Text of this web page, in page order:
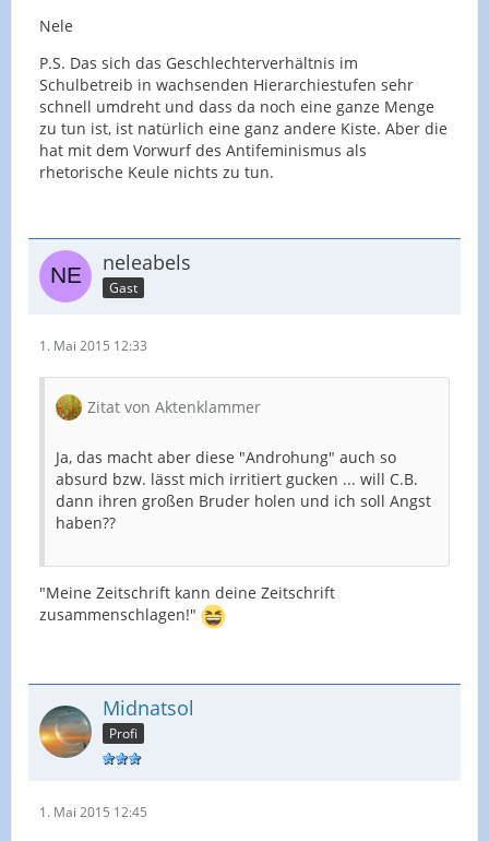
Nele
P.S. Das sich das Geschlechterverhältnis im
Schulbetreib in wachsenden Hierarchiestufen sehr
schnell umdreht und dass da noch eine ganze Menge
zu tun ist, ist natürlich eine ganz andere Kiste. Aber die
hat mit dem Vorwurf des Antifeminismus als
rhetorische Keule nichts zu tun.
neleabels
Gast
1. Mai 2015 12:33
Zitat von Aktenklammer
Ja, das macht aber diese "Androhung" auch so
absurd bzw. lässt mich irritiert gucken ... will C.B.
dann ihren großen Bruder holen und ich soll Angst
haben??
"Meine Zeitschrift kann deine Zeitschrift
zusammenschlagen!"
Midnatsol
Profi
1. Mai 2015 12:45